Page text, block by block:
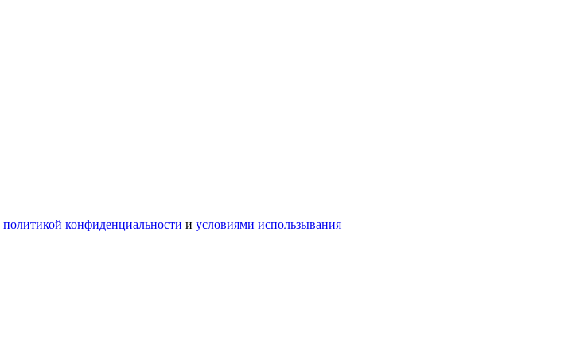
политикой конфиденциальности и условиями использывания